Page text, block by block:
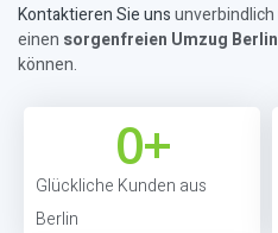
Kontaktieren Sie uns
einen sorgenfreien Umzug
können.
Glückliche Kunden aus
Berlin
0+